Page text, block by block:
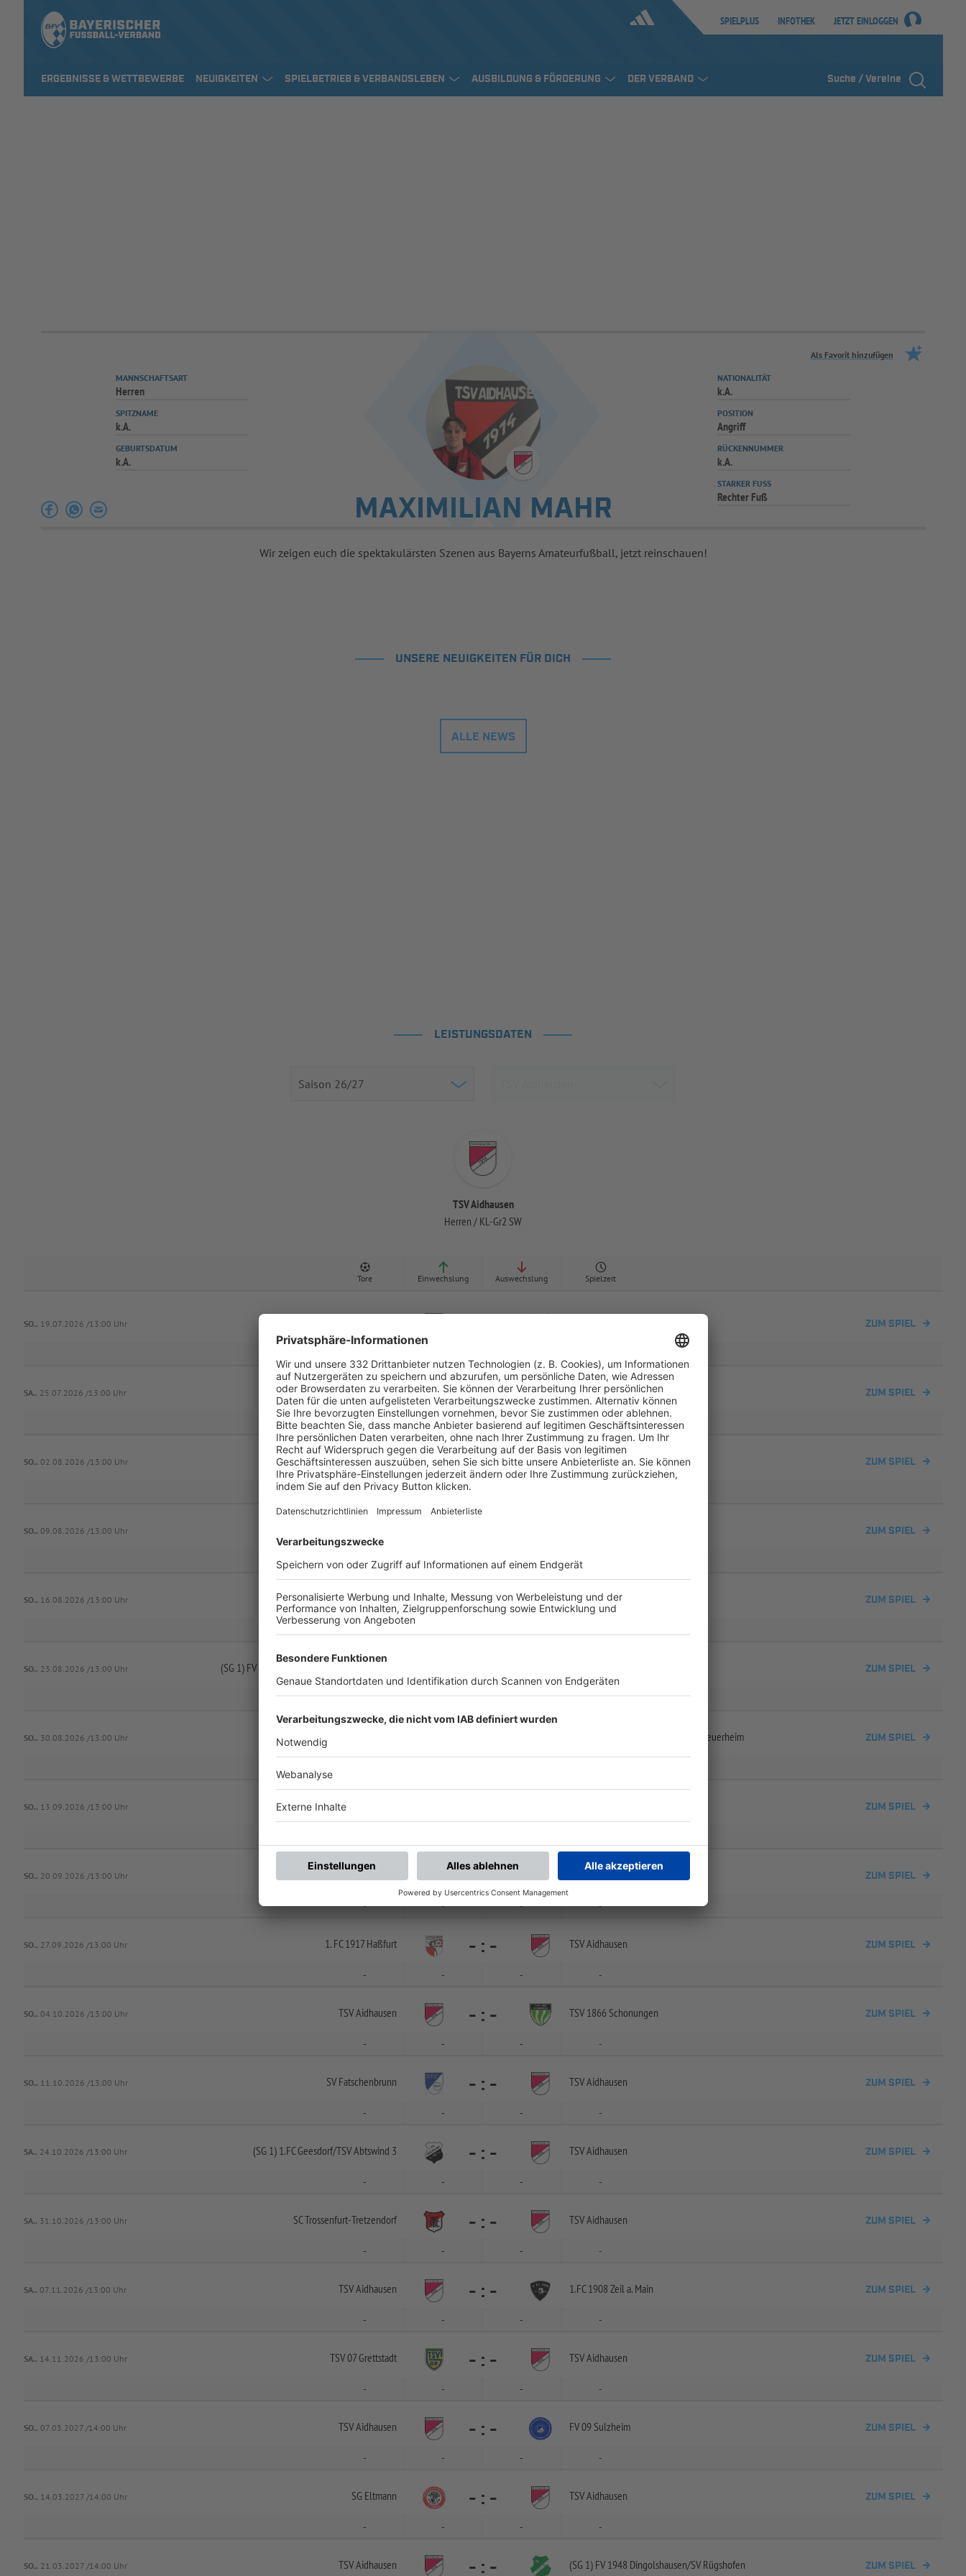
SPIELPLUS INFOTHEK JETZT EINLOGGEN
ERGEBNISSE & WETTBEWERBE NEUIGKEITEN SPIELBETRIEB & VERBANDSLEBEN AUSBILDUNG & FÖRDERUNG DER VERBAND Suche / Vereine
Als Favorit hinzufügen
MAXIMILIAN MAHR
MANNSCHAFTSART
Herren
SPITZNAME
k.A.
GEBURTSDATUM
k.A.
NATIONALITÄT
k.A.
POSITION
Angriff
RÜCKENNUMMER
k.A.
STARKER FUSS
Rechter Fuß
Wir zeigen euch die spektakulärsten Szenen aus Bayerns Amateurfußball, jetzt reinschauen!
UNSERE NEUIGKEITEN FÜR DICH
ALLE NEWS
LEISTUNGSDATEN
TSV Aidhausen
Herren / KL-Gr2 SW
Tore Einwechslung Auswechslung Spielzeit
SO.. 19.07.2026 /13:00 Uhr ZUM SPIEL
SA.. 25.07.2026 /13:00 Uhr 1.FC 1908 Zeil a. Main :
(  :  )
TSV Aidhausen ZUM SPIEL
- - -
SO.. 02.08.2026 /13:00 Uhr TSV Aidhausen  :
( : )
TSV 07 Grettstadt ZUM SPIEL
- -
SO.. 09.08.2026 /13:00 Uhr ZUM SPIEL
- - -
SO.. 16.08.2026 /13:00 Uhr TSV Aidhausen -:- SG Eltmann ZUM SPIEL
SO.. 23.08.2026 /13:00 Uhr (SG 1) FV 1948 Dingolshausen/ - - ZUM SPIEL
- - - -
SO.. 30.08.2026 /13:00 Uhr SV 1945 Untereuerheim ZUM SPIEL
SO.. 13.09.2026 /13:00 Uhr SV Rapid 1948 Ebelsbach ZUM SPIEL
SO.. 20.09.2026 /13:00 Uhr TSV Aidhausen -:- TSV Forst ZUM SPIEL
- - - -
SO.. 27.09.2026 /13:00 Uhr 1. FC 1917 Haßfurt - : - TSV Aidhausen ZUM SPIEL
- - - -
SO.. 04.10.2026 /13:00 Uhr TSV Aidhausen - : - TSV 1866 Schonungen ZUM SPIEL
- - - -
SO.. 11.10.2026 /13:00 Uhr SV Fatschenbrunn - : - TSV Aidhausen ZUM SPIEL
- - - -
SA.. 24.10.2026 /13:00 Uhr (SG 1) 1.FC Geesdorf/TSV Abtswind 3 - : - TSV Aidhausen ZUM SPIEL
- - - -
SA.. 31.10.2026 /13:00 Uhr SC Trossenfurt-Tretzendorf - : - TSV Aidhausen ZUM SPIEL
- - - -
SA.. 07.11.2026 /13:00 Uhr TSV Aidhausen - : - 1.FC 1908 Zeil a. Main ZUM SPIEL
- - - -
SA.. 14.11.2026 /13:00 Uhr TSV 07 Grettstadt - : - TSV Aidhausen ZUM SPIEL
- - - -
SO.. 07.03.2027 /14:00 Uhr TSV Aidhausen - : - FV 09 Sulzheim ZUM SPIEL
- - - -
SO.. 14.03.2027 /14:00 Uhr SG Eltmann - : - TSV Aidhausen ZUM SPIEL
- - - -
SO.. 21.03.2027 /14:00 Uhr TSV Aidhausen - : - (SG 1) FV 1948 Dingolshausen/SV Rügshofen ZUM SPIEL